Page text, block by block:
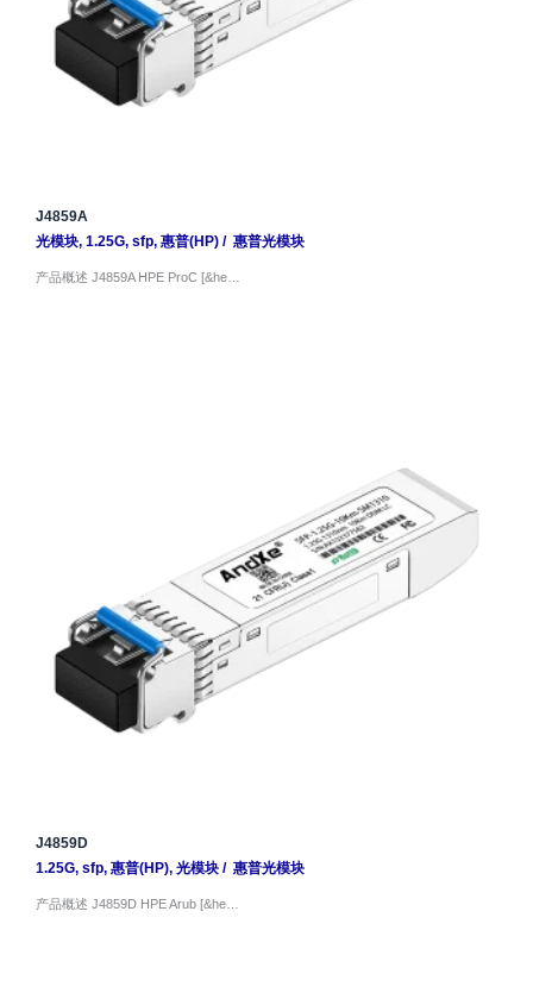
J4859A
光模块, 1.25G, sfp, 惠普(HP)/ 惠普光模块
产品概述 J4859A HPE ProC [&he…
J4859D
1.25G, sfp, 惠普(HP), 光模块/ 惠普光模块
产品概述 J4859D HPE Arub [&he…